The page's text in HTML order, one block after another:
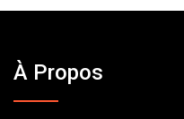
À Propos